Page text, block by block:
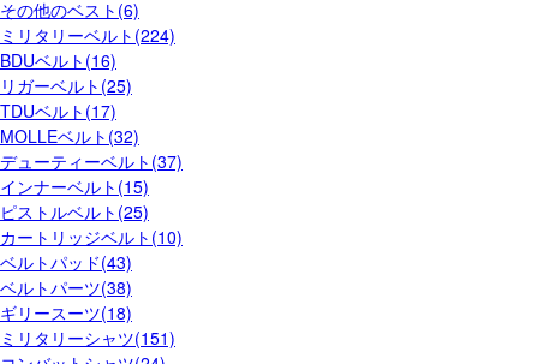
その他のベスト(6)
ミリタリーベルト(224)
BDUベルト(16)
リガーベルト(25)
TDUベルト(17)
MOLLEベルト(32)
デューティーベルト(37)
インナーベルト(15)
ピストルベルト(25)
カートリッジベルト(10)
ベルトパッド(43)
ベルトパーツ(38)
ギリースーツ(18)
ミリタリーシャツ(151)